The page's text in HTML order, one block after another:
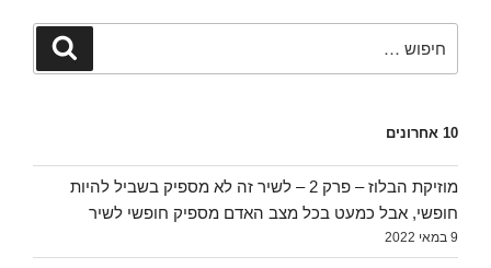
חיפוש
10 אחרונים
מוזיקת הבלוז – פרק 2 – לשיר זה לא מספיק בשביל להיות
חופשי, אבל כמעט בכל מצב האדם מספיק חופשי לשיר
9 במאי 2022